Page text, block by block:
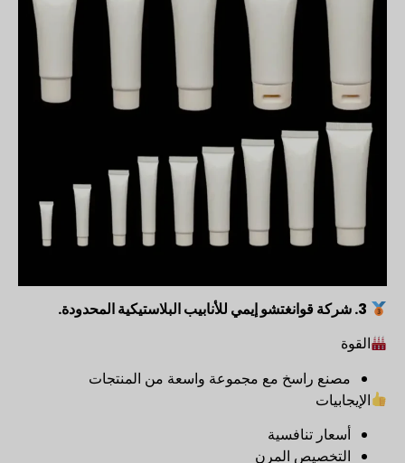
3. شركة قوانغتشو إيمي للأنابيب البلاستيكية المحدودة.
القوة
مصنع راسخ مع مجموعة واسعة من المنتجات
الإيجابيات
أسعار تنافسية
التخصيص المرن